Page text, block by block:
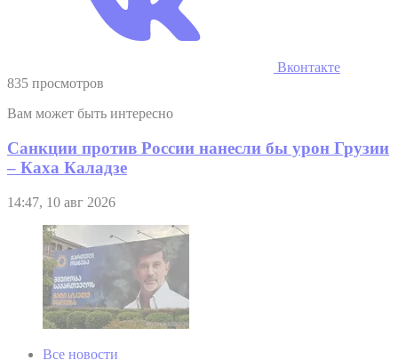
Вконтакте
835 просмотров
Вам может быть интересно
Санкции против России нанесли бы урон Грузии
– Каха Каладзе
14:47, 10 авг 2026
Все новости